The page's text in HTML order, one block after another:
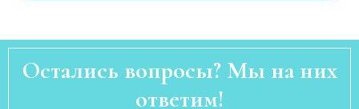
Остались вопросы? Мы на них
ответим!